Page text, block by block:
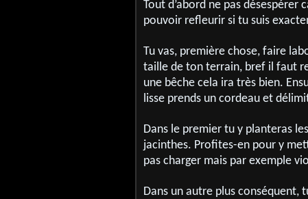
Tout d’abord ne pas
pouvoir refleurir si tu suis
Tu vas, première chose, faire
taille de ton terrain, bref il faut
une bêche cela ira très bien.
lisse prends un cordeau et
Dans le premier tu y planteras
jacinthes. Profites-en pour y
pas charger mais par exemple
Dans un autre plus conséquent,